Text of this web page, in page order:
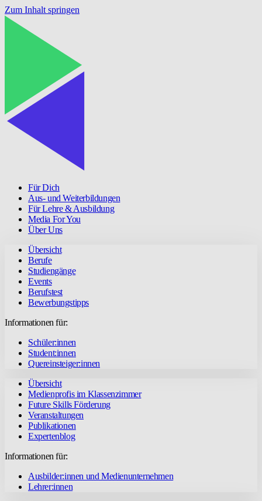
Zum Inhalt springen
Für Dich
Aus- und Weiterbildungen
Für Lehre & Ausbildung
Media For You
Über Uns
Übersicht
Berufe
Studiengänge
Events
Berufstest
Bewerbungstipps
Informationen für:
Schüler:innen
Student:innen
Quereinsteiger:innen
Übersicht
Medienprofis im Klassenzimmer
Future Skills Förderung
Veranstaltungen
Publikationen
Expertenblog
Informationen für:
Ausbilder:innen und Medienunternehmen
Lehrer:innen